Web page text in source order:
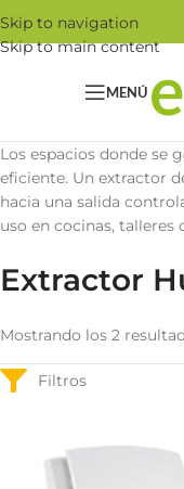
Skip to navigation
Skip to main content
MENÚ
Los espacios donde se
eficiente. Un extractor
hacia una salida
uso en cocinas, talleres
Extractor
Mostrando los 2